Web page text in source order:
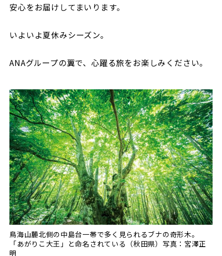
安心をお届けしてまいります。
いよいよ夏休みシーズン。
ANAグループの翼で、心躍る旅をお楽しみください。
鳥海山麓北側の中島台一帯で多く見られるブナの奇形木。
「あがりこ大王」と命名されている（秋田県）写真：宮澤正
明